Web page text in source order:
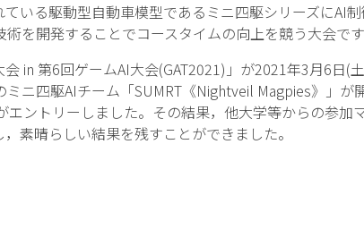
いる駆動型自動車模型であるミニ四駆シリーズにAI
を開発することでコースタイムの向上を競う大会です
in 第6回ゲームAI大会(GAT2021)」が2021年3月6日(
ニ四駆AIチーム「SUMRT《Nightveil Magpies》」が
ントリーしました。その結果，他大学等からの参加
素晴らしい結果を残すことができました。